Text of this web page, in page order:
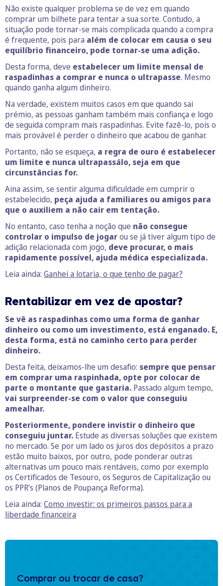
Não existe qualquer problema se de vez em quando
comprar um bilhete para tentar a sua sorte. Contudo, a
situação pode tornar-se mais complicada quando a compra
é frequente, pois para além de colocar em causa o seu
equilíbrio financeiro, pode tornar-se uma adição.
Desta forma, deve estabelecer um limite mensal de
raspadinhas a comprar e nunca o ultrapasse. Mesmo
quando ganha algum dinheiro.
Na verdade, existem muitos casos em que quando sai
prémio, as pessoas ganham também mais confiança e logo
de seguida compram mais raspadinhas. Evite fazê-lo, pois o
mais provável é perder o dinheiro que acabou de ganhar.
Portanto, não se esqueça, a regra de ouro é estabelecer
um limite e nunca ultrapassálo, seja em que
circunstâncias for.
Aina assim, se sentir alguma dificuldade em cumprir o
estabelecido, peça ajuda a familiares ou amigos para
que o auxiliem a não cair em tentação.
No entanto, caso tenha a noção que não consegue
controlar o impulso de jogarou se já tiver algum tipo de
adição relacionada com jogo, deve procurar, o mais
rapidamente possível, ajuda médica especializada.
Leia ainda: Ganhei a lotaria, o que tenho de pagar?
Rentabilizar em vez de apostar?
Se vê as raspadinhas como uma forma de ganhar
dinheiro ou como um investimento, está enganado. E,
desta forma, está no caminho certo para perder
dinheiro.
Desta feita, deixamos-lhe um desafio: sempre que pensar
em comprar uma raspinhada, opte por colocar de
parte o montante que gastaria. Passado algum tempo,
vai surpreender-se com o valor que conseguiu
amealhar.
Posteriormente, pondere invistir o dinheiro que
conseguiu juntar. Estude as diversas soluções que existem
no mercado. Se por um lado os juros dos depósitos a prazo
estão muito baixos, por outro, pode ponderar outras
alternativas um pouco mais rentáveis, como por exemplo
os Certificados de Tesouro, os Seguros de Capitalização ou
os PPR’s (Planos de Poupança Reforma).
Leia ainda: Como investir: os primeiros passos para a
liberdade financeira
Comprar ou trocar de casa?